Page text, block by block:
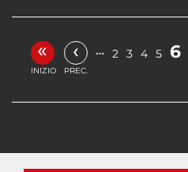
«
INIZIO
‹
PREC.
… 2 3 4 5 6